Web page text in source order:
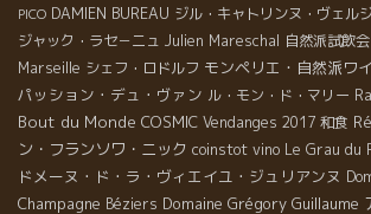
PICO DAMIEN BUREAU ジル・キャトリンヌ・ヴェル
ジャック・ラセ－ニュ Julien Mareschal 自然派試飲
Marseille シェフ・ロドルフ モンペリエ・自然派ワ
パッション・デュ・ヴァン ル・モン・ド・マリー
Bout du Monde COSMIC Vendanges 2017 和食
ン・フランソワ・ニック coinstot vino Le Grau du
ドメーヌ・ド・ラ・ヴィエイユ・ジュリアンヌ
Champagne Béziers Domaine Grégory Guillaume